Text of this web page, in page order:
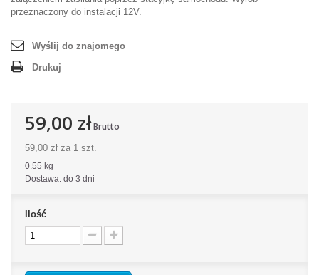
przeznaczony do instalacji 12V.
Wyślij do znajomego
Drukuj
59,00 złBrutto
59,00 zł za 1 szt.
0.55 kg
Dostawa: do 3 dni
Ilość